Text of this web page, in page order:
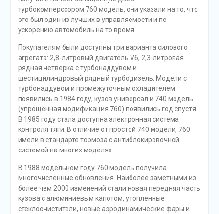
турбокомперссором 760 модель, они указали на то, что
это был один из лучших в управляемости и по
ускорению автомобиль на то время.
Покупателям были доступны три варианта силового
агрегата: 2,8-литровый двигатель V6, 2,3-литровая
рядная четверка с турбонаддувом и
шестицилиндровый рядный турбодизель. Модели с
турбонаддувом и промежуточным охладителем
появились в 1984 году, кузов универсал и 740 модель
(упрощённая модификация 760) появились год спустя.
В 1985 году стала доступна электронная система
контроля тяги. В отличие от простой 740 модели, 760
имели в стандарте тормоза с антиблокировочной
системой на многих моделях.
В 1988 модельном году 760 модель получила
многочисленные обновления. Наиболее заметными из
более чем 2000 изменений стали новая передняя часть
кузова с алюминиевым капотом, утопленные
стеклоочистители, новые аэродинамические фары и